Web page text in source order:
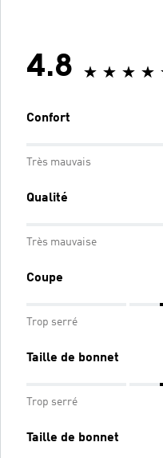
4.8
Confort
Très mauvais
Qualité
Très mauvaise
Coupe
Trop serré
Taille de bonnet
Trop serré
Taille de bonnet